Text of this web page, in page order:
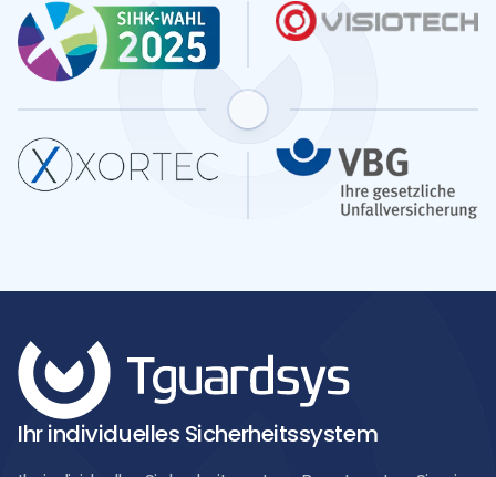
Ihr individuelles Sicherheitssystem